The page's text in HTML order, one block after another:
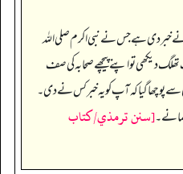
خبر دی ہے جس نے نبی اکرم صلی اللہ
دیکھی تو اپنے پیچھے صحابہ کی صف
سے پوچھا گیا کہ آپ کو یہ خبر کس نے دی۔
نے۔[سنن ترمذي/كتاب